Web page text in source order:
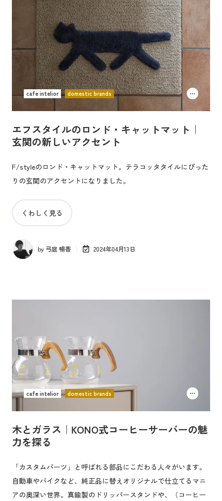
エフスタイルのロンド・キャットマット｜
玄関の新しいアクセント
F/styleのロンド・キャットマット。テラコッタタイルにぴった
りの玄関のアクセントになりました。
くわしく見る
by 弓庭 暢香 2024年04月13日
cafe intelior domestic brands
木とガラス｜KONO式コーヒーサーバーの魅
力を探る
「カスタムパーツ」と呼ばれる部品にこだわる人々がいます。
自動車やバイクなど、純正品に替えオリジナルで仕立てるマニ
アの奥深い世界。真鍮製のドリッパースタンドや、（コーヒー
cafe intelior domestic brands